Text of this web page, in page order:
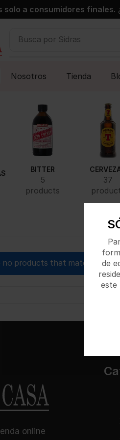
de
este
solo a consumidores finales.
Busca por Sidras
Nosotros Tienda
BITTER
5
products
37
products that match your
online